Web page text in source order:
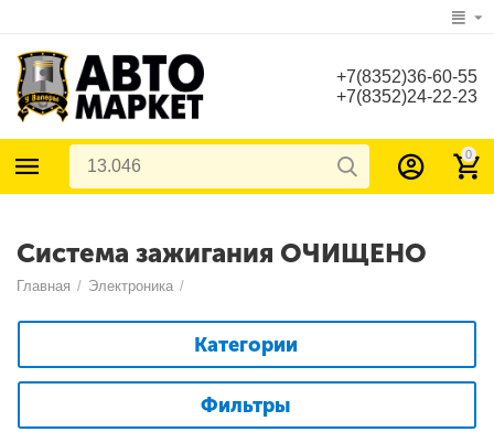
+7(8352)36-60-55
+7(8352)24-22-23
0
Система зажигания ОЧИЩЕНО
Главная / Электроника /
Категории
Фильтры